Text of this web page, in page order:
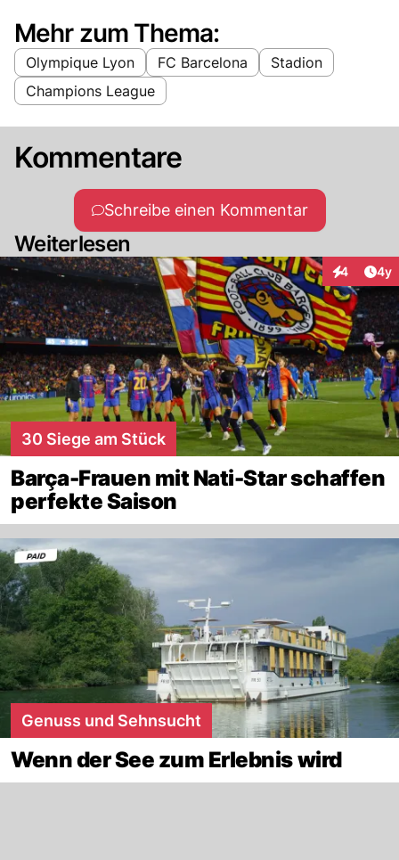
Mehr zum Thema:
Olympique Lyon FC Barcelona
Stadion
Champions League
Kommentare
Schreibe einen Kommentar
Weiterlesen
4 4y
30 Siege am Stück
Barça-Frauen mit Nati-Star schaffen
perfekte Saison
Genuss und Sehnsucht
Wenn der See zum Erlebnis wird